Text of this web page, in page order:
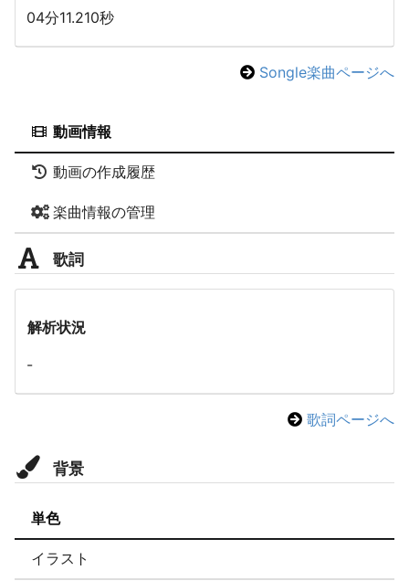
04分11.210秒
Songle楽曲ページへ
動画情報
動画の作成履歴
楽曲情報の管理
歌詞
解析状況
-
歌詞ページへ
背景
単色
イラスト